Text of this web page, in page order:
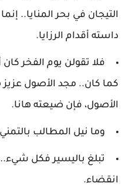
التيجان في بحر المنايا..
داسته أقدام الرزايا.
فلا تقولن يوم الفخر كان
كما كان.. مجد الأصول
الأصول، فإن ضيعته هانا.
وما نيل المطالب
تبلغ باليسير فكل شيء..
انقضاء.